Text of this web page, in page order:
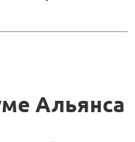
Альянса